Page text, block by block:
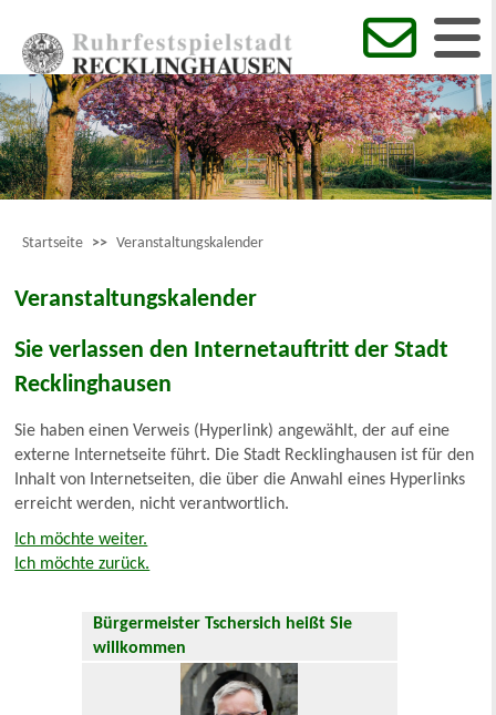
Startseite >> Veranstaltungskalender
Veranstaltungskalender
Sie verlassen den Internetauftritt der Stadt
Recklinghausen
Sie haben einen Verweis (Hyperlink) angewählt, der auf eine
externe Internetseite führt. Die Stadt Recklinghausen ist für den
Inhalt von Internetseiten, die über die Anwahl eines Hyperlinks
erreicht werden, nicht verantwortlich.
Ich möchte weiter.
Ich möchte zurück.
Bürgermeister Tschersich heißt Sie
willkommen